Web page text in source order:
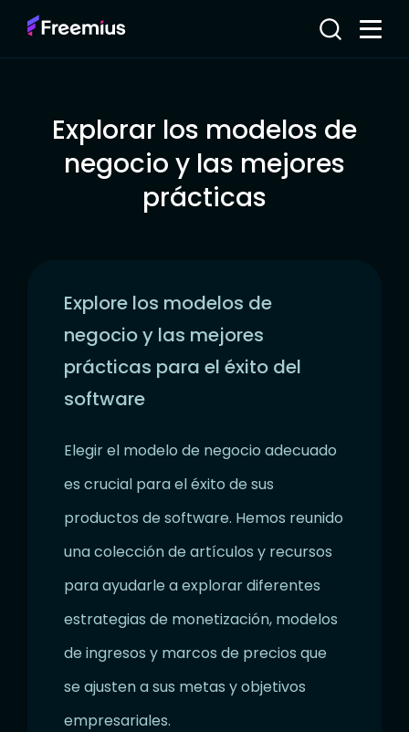
Explorar los modelos de
negocio y las mejores
prácticas
Explore los modelos de
negocio y las mejores
prácticas para el éxito del
software
Elegir el modelo de negocio adecuado
es crucial para el éxito de sus
productos de software. Hemos reunido
una colección de artículos y recursos
para ayudarle a explorar diferentes
estrategias de monetización, modelos
de ingresos y marcos de precios que
se ajusten a sus metas y objetivos
empresariales.